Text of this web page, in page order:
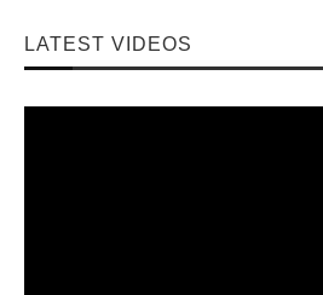
LATEST VIDEOS